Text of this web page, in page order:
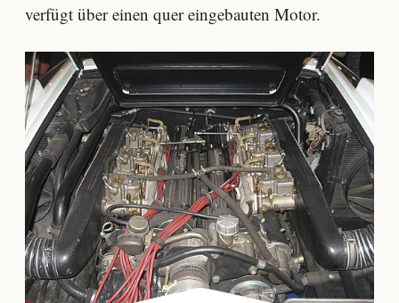
verfügt über einen quer eingebauten Motor.